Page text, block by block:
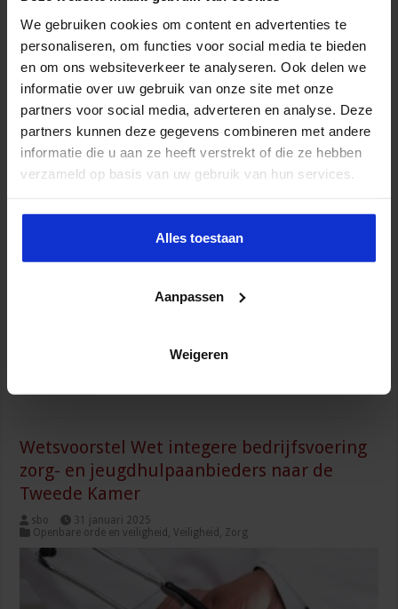
We gebruiken cookies om content en advertenties te
personaliseren, om functies voor social media te bieden
en om ons websiteverkeer te analyseren. Ook delen we
informatie over uw gebruik van onze site met onze
partners voor social media, adverteren en analyse. Deze
partners kunnen deze gegevens combineren met andere
informatie die u aan ze heeft verstrekt of die ze hebben
verzameld op basis van uw gebruik van hun services.
Alles toestaan
Aanpassen
Weigeren
gevangenisstraf tegen een 51-jarige vrouw verdacht van
zorgfraude. De vrouw zou geld hebben verdiend door niet-
laten uitbetalen. Ook zou zij zich voor hebben gedaan als
crimineel verdienmodel”, aldus …
Wetsvoorstel Wet integere bedrijfsvoering
zorg- en jeugdhulpaanbieders naar de
Tweede Kamer
sbo
31 januari 2025
Openbare orde en veiligheid ,Veiligheid , Zorg